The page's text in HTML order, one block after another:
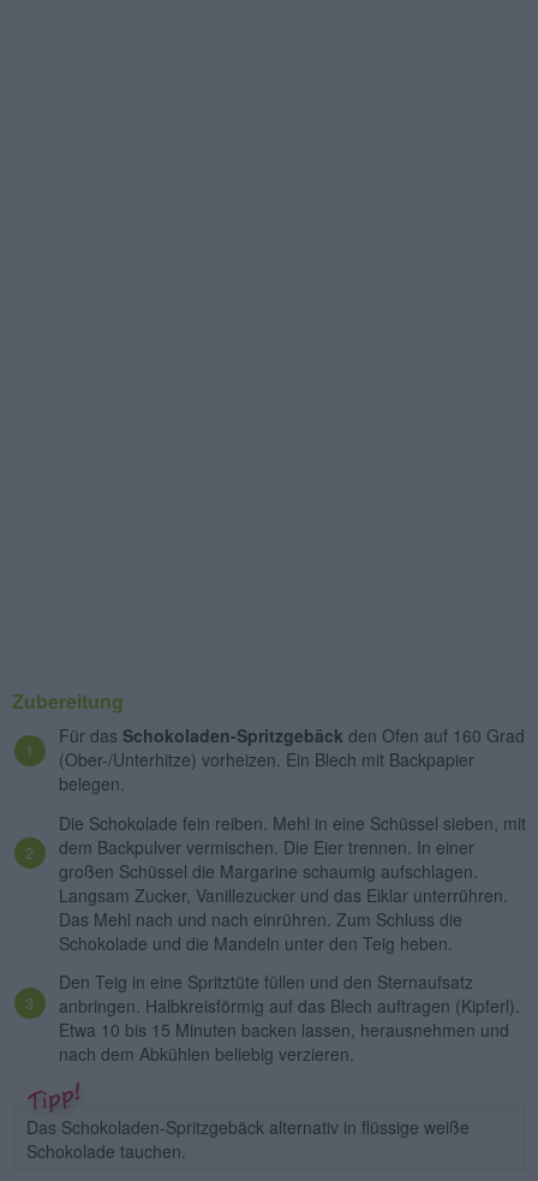
Zubereitung
Für das Schokoladen-Spritzgebäck den Ofen auf 160 Grad
(Ober-/Unterhitze) vorheizen. Ein Blech mit Backpapier
belegen.
Die Schokolade fein reiben. Mehl in eine Schüssel sieben, mit
dem Backpulver vermischen. Die Eier trennen. In einer
großen Schüssel die Margarine schaumig aufschlagen.
Langsam Zucker, Vanillezucker und das Eiklar unterrühren.
Das Mehl nach und nach einrühren. Zum Schluss die
Schokolade und die Mandeln unter den Teig heben.
Den Teig in eine Spritztüte füllen und den Sternaufsatz
anbringen. Halbkreisförmig auf das Blech auftragen (Kipferl).
Etwa 10 bis 15 Minuten backen lassen, herausnehmen und
nach dem Abkühlen beliebig verzieren.
Das Schokoladen-Spritzgebäck alternativ in flüssige weiße
Schokolade tauchen.